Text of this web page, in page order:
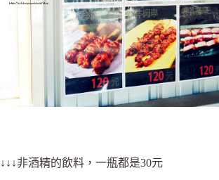
↓↓↓非酒精的飲料，一瓶都是30元